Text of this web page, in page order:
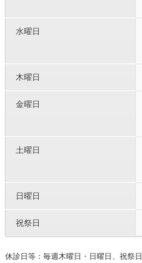
水曜日
木曜日
金曜日
土曜日
日曜日
祝祭日
休診日等：毎週木曜日・日曜日、祝祭日